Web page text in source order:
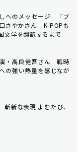
へのメッセージ 「ブ
さやかさん K-POPも
文学を翻訳するまで
・高良健吾さん 戦時
の強い熱量を感じなが
新な表現 よむたび、